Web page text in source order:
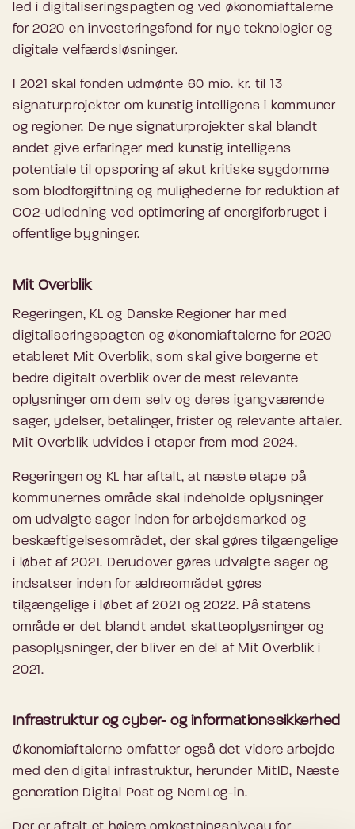
led i digitaliseringspagten og ved økonomiaftalerne
for 2020 en investeringsfond for nye teknologier og
digitale velfærdsløsninger.
I 2021 skal fonden udmønte 60 mio. kr. til 13
signaturprojekter om kunstig intelligens i kommuner
og regioner. De nye signaturprojekter skal blandt
andet give erfaringer med kunstig intelligens
potentiale til opsporing af akut kritiske sygdomme
som blodforgiftning og mulighederne for reduktion af
CO2-udledning ved optimering af energiforbruget i
offentlige bygninger.
Mit Overblik
Regeringen, KL og Danske Regioner har med
digitaliseringspagten og økonomiaftalerne for 2020
etableret Mit Overblik, som skal give borgerne et
bedre digitalt overblik over de mest relevante
oplysninger om dem selv og deres igangværende
sager, ydelser, betalinger, frister og relevante aftaler.
Mit Overblik udvides i etaper frem mod 2024.
Regeringen og KL har aftalt, at næste etape på
kommunernes område skal indeholde oplysninger
om udvalgte sager inden for arbejdsmarked og
beskæftigelsesområdet, der skal gøres tilgængelige
i løbet af 2021. Derudover gøres udvalgte sager og
indsatser inden for ældreområdet gøres
tilgængelige i løbet af 2021 og 2022. På statens
område er det blandt andet skatteoplysninger og
pasoplysninger, der bliver en del af Mit Overblik i
2021.
Infrastruktur og cyber- og informationssikkerhed
Økonomiaftalerne omfatter også det videre arbejde
med den digital infrastruktur, herunder MitID, Næste
generation Digital Post og NemLog-in.